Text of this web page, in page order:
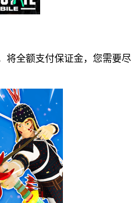
全额支付保证金，您需要尽